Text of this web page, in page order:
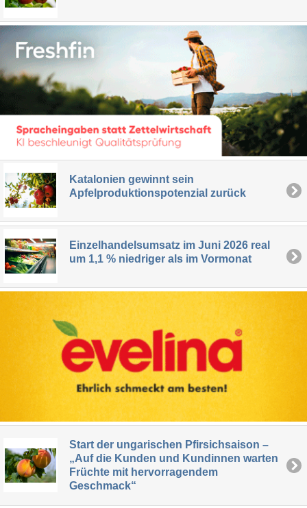
Katalonien gewinnt sein
Apfelproduktionspotenzial zurück
Einzelhandelsumsatz im Juni 2026 real
um 1,1 % niedriger als im Vormonat
Start der ungarischen Pfirsichsaison –
„Auf die Kunden und Kundinnen warten
Früchte mit hervorragendem
Geschmack“